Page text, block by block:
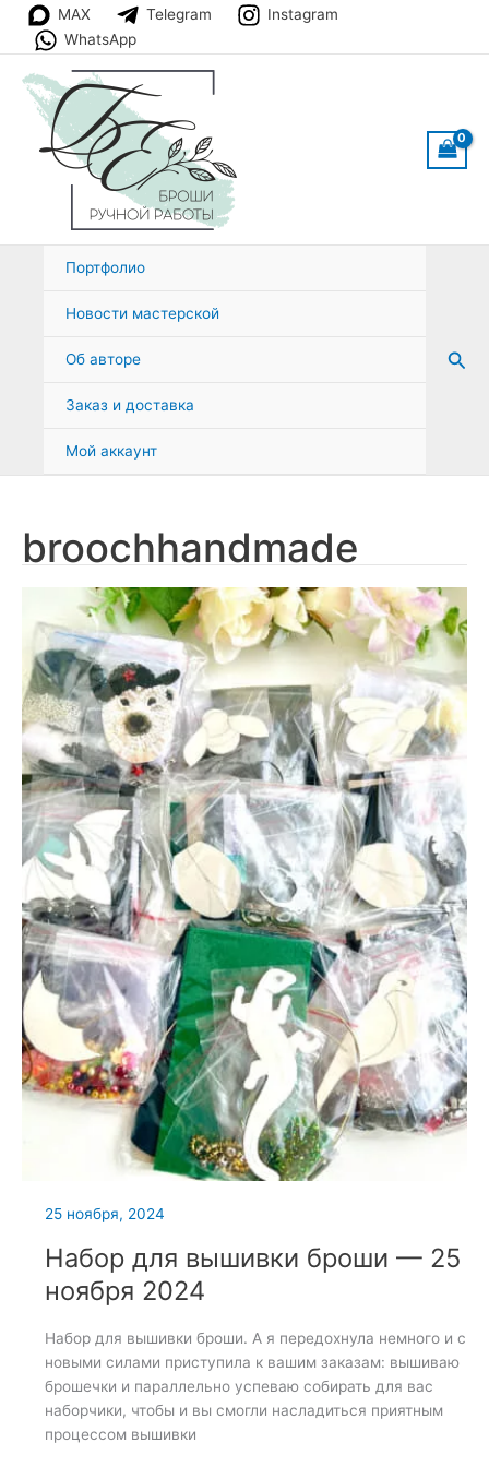
Перейти
содержимому
MAX Telegram
Instagram
WhatsApp
Портфолио
Новости мастерской
Об авторе
Заказ и доставка
Мой аккаунт
broochhandmade
25 ноября, 2024
Набор для вышивки броши — 25
ноября 2024
Набор для вышивки броши. А я передохнула немного и с
новыми силами приступила к вашим заказам: вышиваю
брошечки и параллельно успеваю собирать для вас
наборчики, чтобы и вы смогли насладиться приятным
процессом вышивки